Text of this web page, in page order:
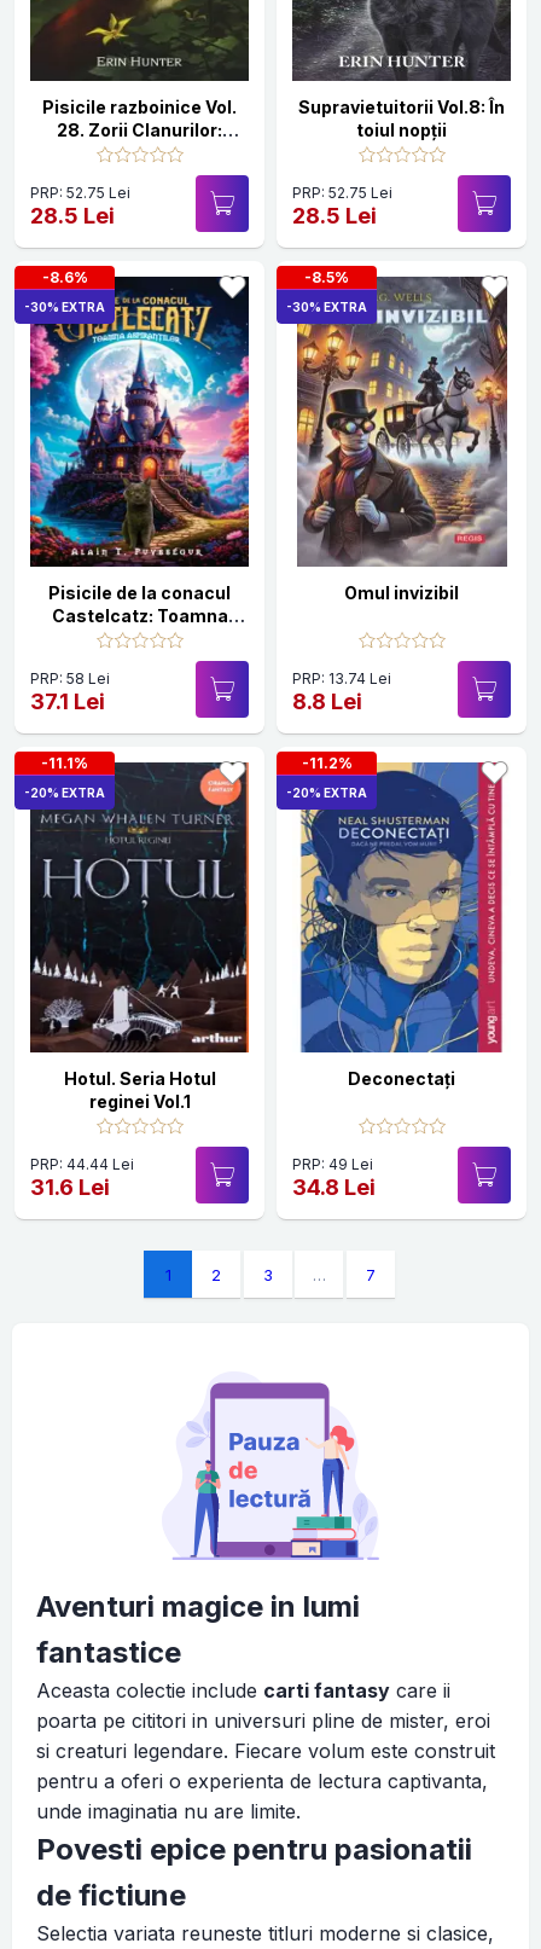
Pisicile razboinice Vol.
28. Zorii Clanurilor:
Steaua Strălucitoare
PRP: 52.75 Lei
28.5 Lei
Supravietuitorii Vol.8: În
toiul nopții
PRP: 52.75 Lei
28.5 Lei
-8.6%
-30% EXTRA
Pisicile de la conacul
Castelcatz: Toamna
aspirantilor
PRP: 58 Lei
37.1 Lei
-8.5%
-30% EXTRA
Omul invizibil
PRP: 13.74 Lei
8.8 Lei
-11.1%
-20% EXTRA
Hotul. Seria Hotul
reginei Vol.1
PRP: 44.44 Lei
31.6 Lei
-11.2%
-20% EXTRA
Deconectați
PRP: 49 Lei
34.8 Lei
1 2 3 … 7
Aventuri magice in lumi
fantastice
Aceasta colectie include carti fantasy care ii
poarta pe cititori in universuri pline de mister, eroi
si creaturi legendare. Fiecare volum este construit
pentru a oferi o experienta de lectura captivanta,
unde imaginatia nu are limite.
Povesti epice pentru pasionatii
de fictiune
Selectia variata reuneste titluri moderne si clasice,